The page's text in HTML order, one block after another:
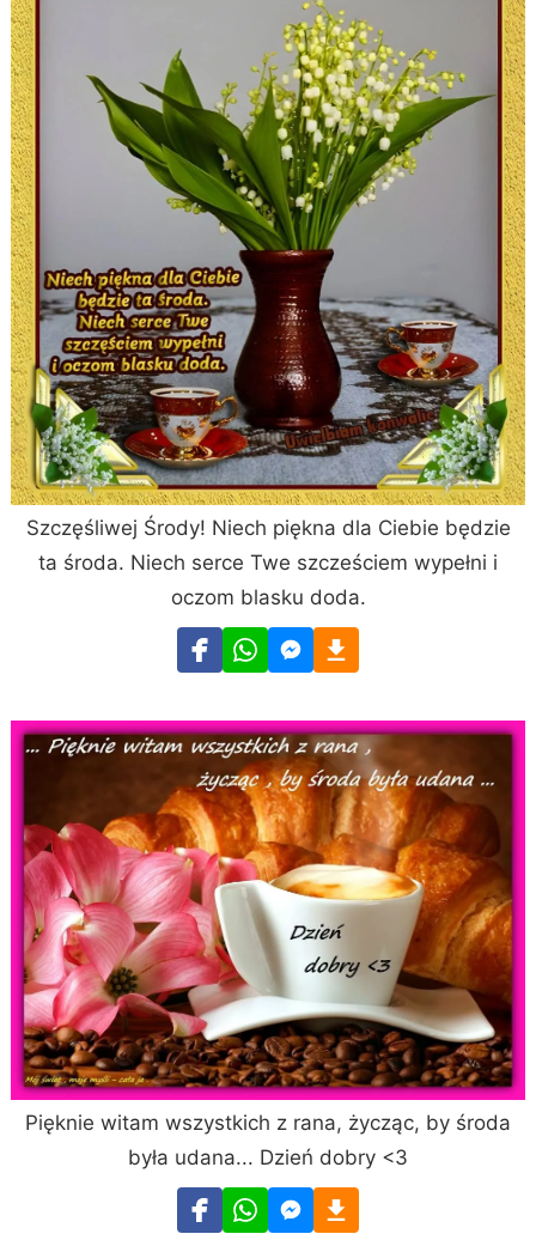
Szczęśliwej Środy! Niech piękna dla Ciebie będzie
ta środa. Niech serce Twe szcześciem wypełni i
oczom blasku doda.
Pięknie witam wszystkich z rana, życząc, by środa
była udana... Dzień dobry <3